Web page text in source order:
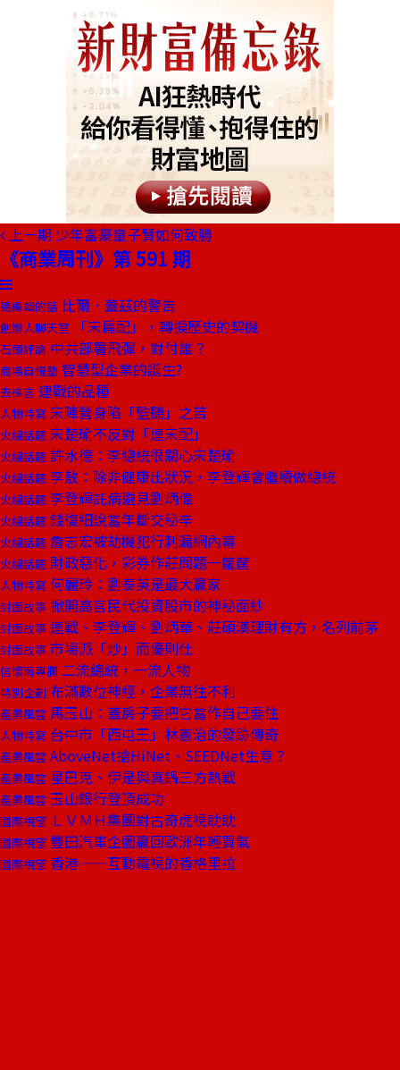
上一期 少年富豪童子賢如何致勝
《商業周刊》第 591 期
總編輯的話 比爾．蓋茲的警告
創辦人聊天室 「宋扁配」，轉捩歷史的契機
石頭評論 中共部署飛彈，對付誰？
商場自慢塾 智慧型企業的誕生?
去梯言 連戰的品種
人物特寫 宋陣營身陷「監聽」之苦
火線話題 宋楚瑜不反對「連宋配」
火線話題 許水德：李總統很關心宋楚瑜
火線話題 李敖：除非健康出狀況，李登輝會繼續做總統
火線話題 李登輝託病避見劉炳偉
火線話題 錢復細說當年斷交秘辛
火線話題 詹志宏被劫機犯行刺漏網內幕
火線話題 財政惡化，彩券作莊問題一籮筐
人物特寫 何麗玲：劉泰英是最大贏家
封面故事 掀開高官民代投資股市的神秘面紗
封面故事 連戰、李登輝、劉炳華、莊碩漢理財有方，名列前茅
封面故事 市場派「炒」而優則仕
信懷南專欄 二流總統，一流人物
特別企劃 布滿數位神經，企業無往不利
產業風雲 馬玉山：蓋房子要把它當作自己要住
人物特寫 台中市「西屯王」林憲治的發跡傳奇
產業風雲 AboveNet搶HiNet、SEEDNet生意？
產業風雲 星巴克、伊是與真鍋三方熱戰
產業風雲 玉山銀行登頂成功
國際視窗 ＬＶＭＨ集團對古奇虎視眈眈
國際視窗 豐田汽車企圖贏回歐洲年輕買氣
國際視窗 香港——互動電視的香格里拉